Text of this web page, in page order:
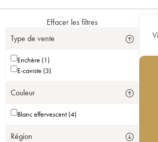
Effacer les filtres
Type de vente
Enchère (1)
E-caviste (3)
Couleur
Blanc effervescent (4)
Région